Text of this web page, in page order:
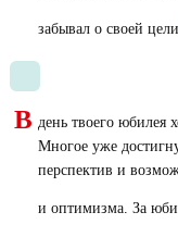
забывал о своей
В день твоего юбилея
Многое уже
перспектив и
и оптимизма. За